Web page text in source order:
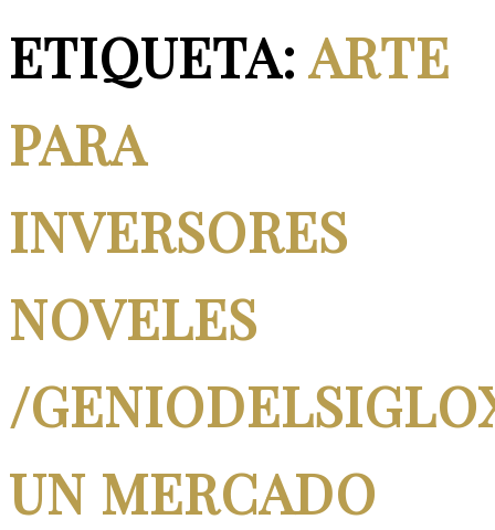
ETIQUETA:ARTE
PARA
INVERSORES
NOVELES
/
UN MERCADO